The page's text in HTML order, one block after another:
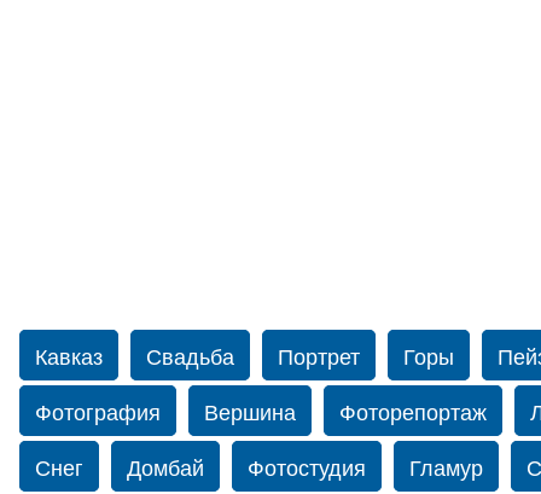
Кавказ Свадьба Портрет Горы
Фотография
Вершина Фоторепортаж
Снег
Домбай Фотостудия Гламур